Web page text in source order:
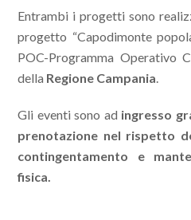
Entrambi i progetti sono
progetto “Capodimonte
POC-Programma Operativo
della Regione Campania
Gli eventi sono ad ingresso
prenotazione nel rispetto
contingentamento e
fisica.